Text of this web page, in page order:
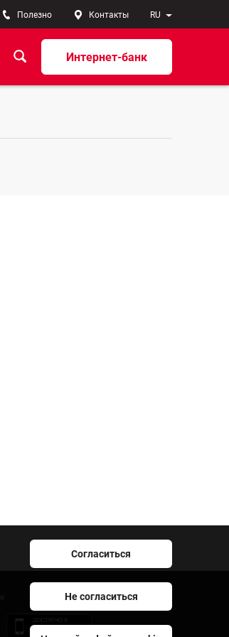
RU
Полезно Контакты
Интернет-банк
Согласиться
Не согласиться